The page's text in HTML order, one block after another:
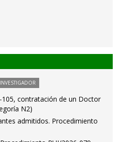
contratación de un Doctor
N2)
admitidos. Procedimiento